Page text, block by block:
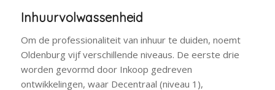
Inhuurvolwassenheid
Om de professionaliteit van inhuur te duiden, noemt
Oldenburg vijf verschillende niveaus. De eerste drie
worden gevormd door Inkoop gedreven
ontwikkelingen, waar Decentraal (niveau 1),